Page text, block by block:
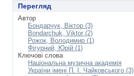
Перегляд
Автор
Бондарчук, Віктор (3)
Bondarchuk, Viktor (2)
Рожок, Володимир (1)
Фігурний, Юрій (1)
Ключові слова
Національна музична академія
України імені П. І. Чайковського (3)